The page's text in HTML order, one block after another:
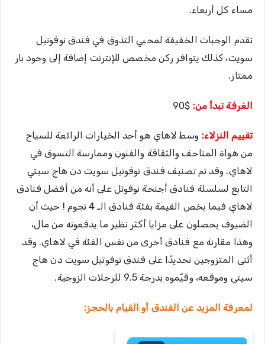
مساء كل أربعاء.
تقدم الوجبات الخفيفة لمحبي التذوق في فندق نوفوتيل
سويت، كذلك يتوافر ركن مخصص للإنترنت إضافة إلى وجود بار
ممتاز.
الغرفة تبدأ من: $90
تقييم النزلاء: وسط لاهاي هو أحد الخيارات الرائعة للسياح
من هواة المتاحف والثقافة والفنون وممارسة التسوق في
لاهاي. وقد تم تصنيف فندق نوفوتيل سويت دن هاج سيتي
التابع لسلسلة فنادق أجنحة نوفوتل على أنه من أفضل فنادق
لاهاي فيما يخص القيمة بفئة فنادق الـ 4 نجوم ! حيث أن
الضيوف يحصلون على مزايا أكثر نظير ما يدفعونه من مال،
وهذا مقارنة مع فنادق أخرى من نفس الفئة في لاهاي. وقد
أثنى المتزوجين تحديدًا على فندق نوفوتيل سويت دن هاج
سيتي وموقعه، وقيّموه بدرجة 9.5 للرحلات الزوجية.
لمعرفة المزيد عن الفندق أو القيام بالحجز: